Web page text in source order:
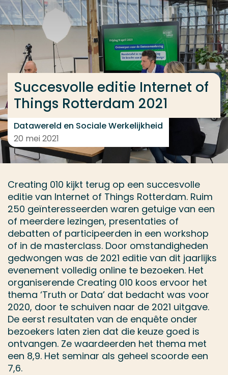
Ga direct naar de content
... > Datawereld en Sociale Werkelijkheid
Succesvolle editie Internet of
Things Rotterdam 2021
Datawereld en Sociale Werkelijkheid
20 mei 2021
Creating 010 kijkt terug op een succesvolle
editie van Internet of Things Rotterdam. Ruim
250 geïnteresseerden waren getuige van een
of meerdere lezingen, presentaties of
debatten of participeerden in een workshop
of in de masterclass. Door omstandigheden
gedwongen was de 2021 editie van dit jaarlijks
evenement volledig online te bezoeken. Het
organiserende Creating 010 koos ervoor het
thema ‘Truth or Data’ dat bedacht was voor
2020, door te schuiven naar de 2021 uitgave.
De eerst resultaten van de enquête onder
bezoekers laten zien dat die keuze goed is
ontvangen. Ze waardeerden het thema met
een 8,9. Het seminar als geheel scoorde een
7,6.
Veel gezocht
Opleiding
Contact